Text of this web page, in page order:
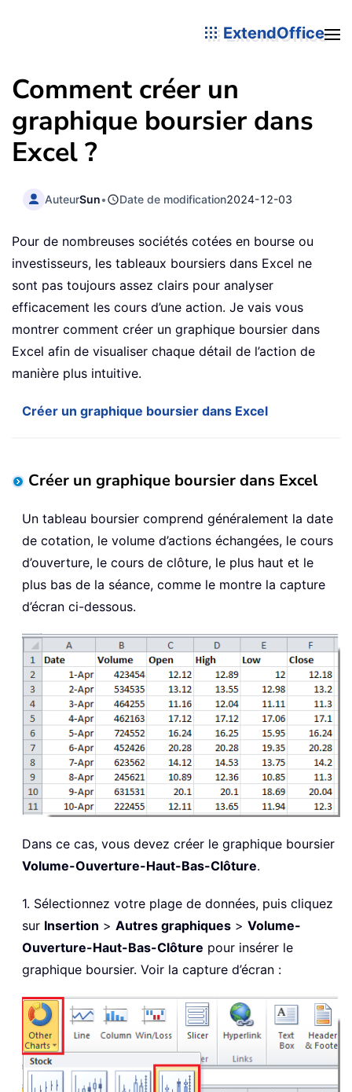
ExtendOffice
Comment créer un
graphique boursier dans
Excel ?
AuteurSun• Date de modification2024-12-03
Pour de nombreuses sociétés cotées en bourse ou
investisseurs, les tableaux boursiers dans Excel ne
sont pas toujours assez clairs pour analyser
efficacement les cours d’une action. Je vais vous
montrer comment créer un graphique boursier dans
Excel afin de visualiser chaque détail de l’action de
manière plus intuitive.
Créer un graphique boursier dans Excel
Créer un graphique boursier dans Excel
Un tableau boursier comprend généralement la date
de cotation, le volume d’actions échangées, le cours
d’ouverture, le cours de clôture, le plus haut et le
plus bas de la séance, comme le montre la capture
d’écran ci-dessous.
Dans ce cas, vous devez créer le graphique boursier
Volume-Ouverture-Haut-Bas-Clôture.
1. Sélectionnez votre plage de données, puis cliquez
sur Insertion > Autres graphiques > Volume-
Ouverture-Haut-Bas-Clôture pour insérer le
graphique boursier. Voir la capture d’écran :